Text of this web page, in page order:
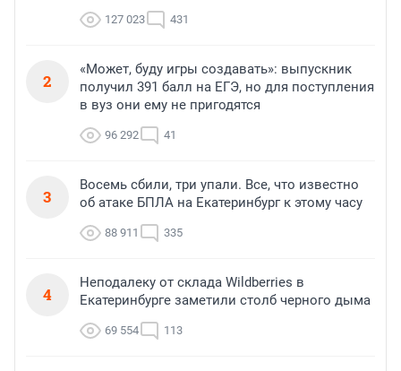
127 023 431
2
«Может, буду игры создавать»: выпускник
получил 391 балл на ЕГЭ, но для поступления
в вуз они ему не пригодятся
96 292 41
3
Восемь сбили, три упали. Все, что известно
об атаке БПЛА на Екатеринбург к этому часу
88 911 335
4
Неподалеку от склада Wildberries в
Екатеринбурге заметили столб черного дыма
69 554 113